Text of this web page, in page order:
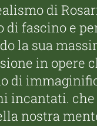
di
di fascino e
la sua
in opere
di
incantati.
nostra